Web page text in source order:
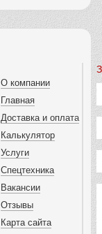
О компании
Главная
Доставка и оплата
Калькулятор
Услуги
Спецтехника
Вакансии
Отзывы
Карта сайта